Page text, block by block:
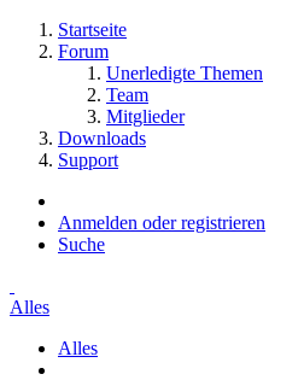
Startseite
Forum
Unerledigte Themen
Team
Mitglieder
Downloads
Support
Anmelden oder registrieren
Suche
Alles
Alles